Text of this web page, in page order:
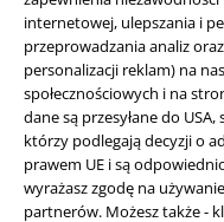
internetowej, ulepszania i
przeprowadzania analiz
personalizacji reklam) na
społecznościowych i na
dane są przesyłane do
którzy podlegają decyzji o
prawem UE i są
wyrażasz zgodę na
partnerów. Możesz także -
Informacje prawne
Regulamin
Dane firmy
Polityka prywatności